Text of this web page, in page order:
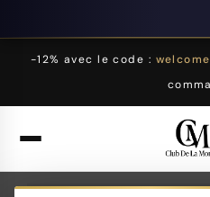
-12% avec le code :